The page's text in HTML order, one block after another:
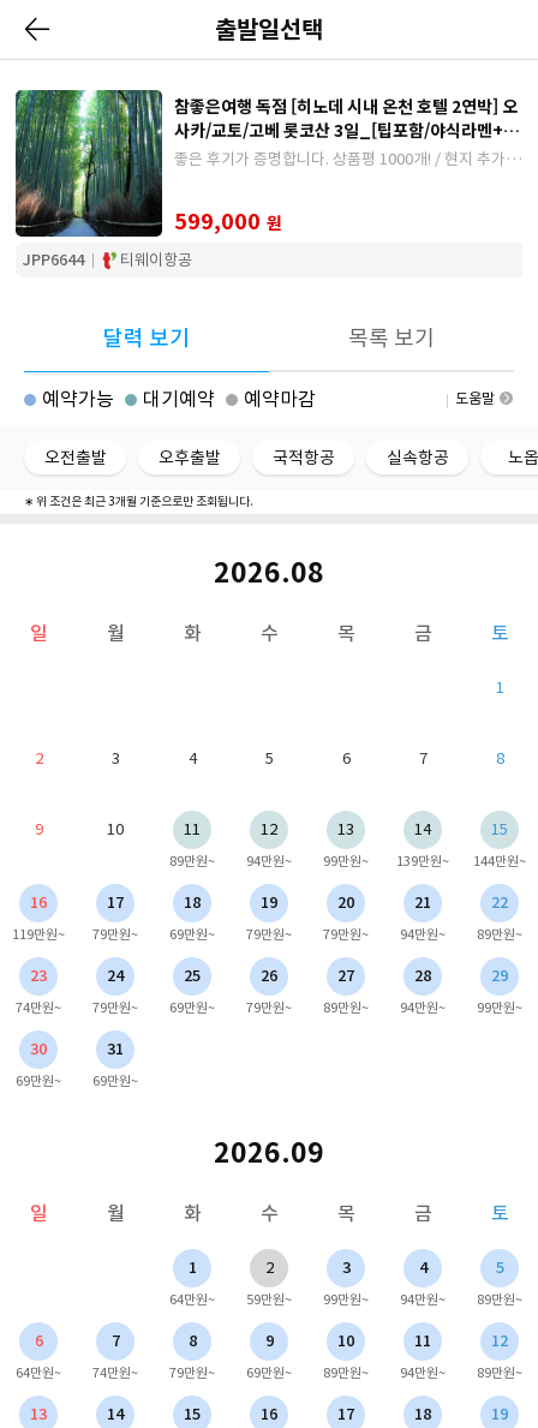
출발일선택
참좋은여행 독점 [히노데 시내 온천 호텔 2연박] 오
사카/교토/고베 롯코산 3일_[팁포함/야식라멘+무
제한 생맥주/하이볼/사케]
좋은 후기가 증명합니다. 상품평 1000개! / 현지 추가요
599,000 원
JPP6644 티웨이항공
달력 보기 목록 보기
예약가능 대기예약 예약마감 도움말
오전출발 오후출발 국적항공 실속항공 노
∗ 위 조건은 최근 3개월 기준으로만 조회됩니다.
2026.08
일 월 화 수 목 금 토
1
2 3 4 5 6 7 8
9 10 11
89만원~
12
94만원~
13
99만원~
14
139만원~
15
144만원~
16
119만원~
17
79만원~
18
69만원~
19
79만원~
20
79만원~
21
94만원~
22
89만원~
23
74만원~
24
79만원~
25
69만원~
26
79만원~
27
89만원~
28
94만원~
29
99만원~
30
69만원~
31
69만원~
2026.09
일 월 화 수 목 금 토
1
64만원~
2
59만원~
3
99만원~
4
94만원~
5
89만원~
6
64만원~
7
74만원~
8
79만원~
9
69만원~
10
89만원~
11
94만원~
12
89만원~
13 14 15 16 17 18 19